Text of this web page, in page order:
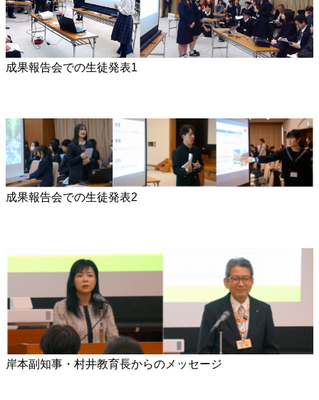
成果報告会での生徒発表1
成果報告会での生徒発表2
岸本副知事・村井教育長からのメッセージ